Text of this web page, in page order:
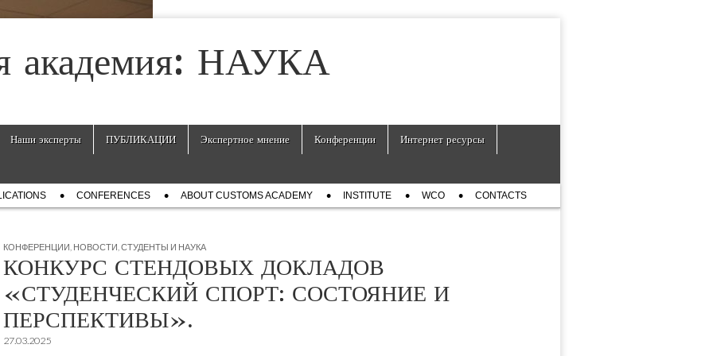
академия: НАУКА
Наши эксперты ПУБЛИКАЦИИ Экспертное мнение Конференции Интернет ресурсы
СONFERENCES ABOUT CUSTOMS ACADEMY INSTITUTE WCO CONTACTS
КОНФЕРЕНЦИИ НОВОСТИ СТУДЕНТЫ И НАУКА
КОНКУРС СТЕНДОВЫХ ДОКЛАДОВ
«СТУДЕНЧЕСКИЙ СПОРТ: СОСТОЯНИЕ И
ПЕРСПЕКТИВЫ».
27.03.2025